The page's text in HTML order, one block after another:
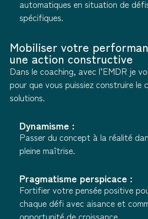
automatiques en situation de
spécifiques.
Mobiliser votre
une action constructive
Dans le coaching, avec l’EMDR je
pour que vous puissiez construire le
solutions.
Dynamisme :
Passer du concept à la réalité
pleine maîtrise.
Pragmatisme perspicace :
Fortifier votre pensée positive
chaque défi avec aisance et
opportunité de croissance.